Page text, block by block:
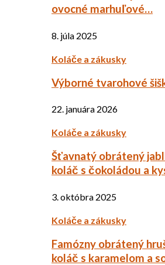
ovocné marhuľové…
8. júla 2025
Koláče a zákusky
Výborné tvarohové
22. januára 2026
Koláče a zákusky
Šťavnatý obrátený
koláč s čokoládou a
3. októbra 2025
Koláče a zákusky
Famózny obrátený
koláč s karamelom a